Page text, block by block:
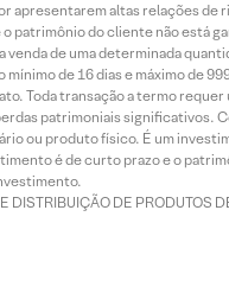
apresentarem altas relações
patrimônio do cliente não está
de uma determinada
de 16 dias e máximo de
Toda transação a termo
patrimoniais
ou produto físico. É um
é de curto prazo e o
DISTRIBUIÇÃO DE PRODUTOS